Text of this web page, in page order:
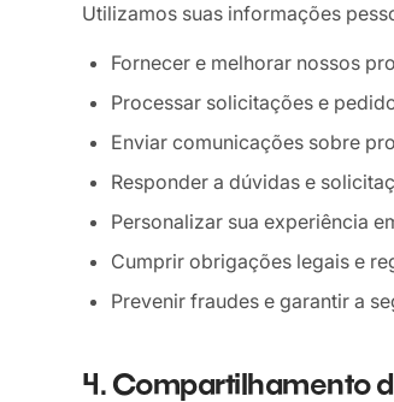
Utilizamos suas informações
Fornecer e melhorar nossos
Processar solicitações e
Enviar comunicações sobre
Responder a dúvidas e
Personalizar sua experiência
Cumprir obrigações legais e
Prevenir fraudes e garantir a
4. Compartilhamento